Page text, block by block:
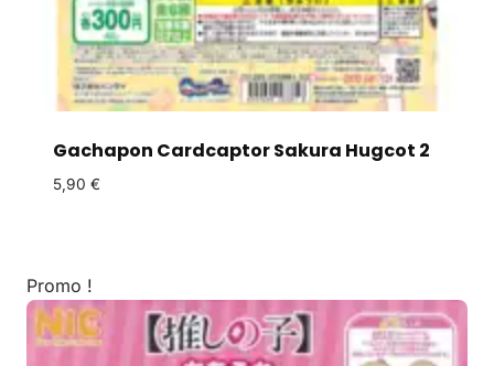
Gachapon Cardcaptor Sakura Hugcot 2
5,90 €
Promo !